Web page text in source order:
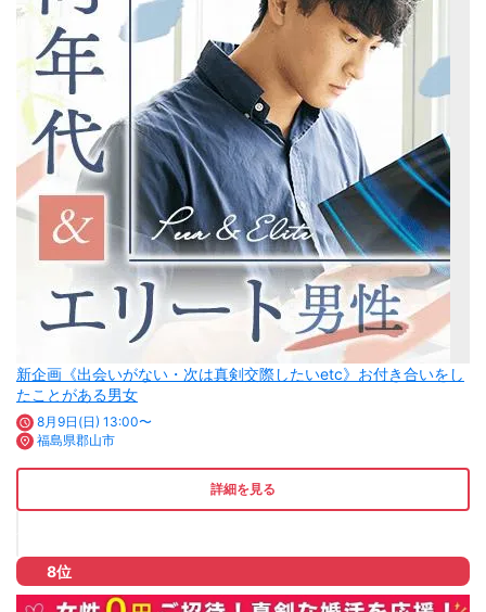
新企画《出会いがない・次は真剣交際したいetc》お付き合いをし
たことがある男女
8月9日(日) 13:00〜
福島県郡山市
詳細を見る
8位